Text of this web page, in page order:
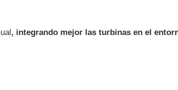
, integrando mejor las turbinas en el